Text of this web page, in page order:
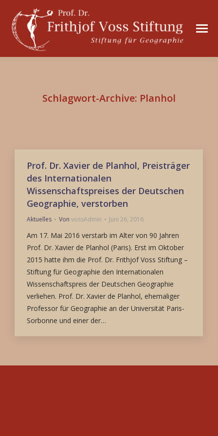
Schlagwort-Archive: Planhol
Prof. Dr. Xavier de Planhol, Preisträger
des Internationalen
Wissenschaftspreises der Deutschen
Geographie, verstorben
Aktuelles Von vossAdmin Juni 26, 2016
Am 17. Mai 2016 verstarb im Alter von 90 Jahren
Prof. Dr. Xavier de Planhol (Paris). Erst im Oktober
2015 hatte ihm die Prof. Dr. Frithjof Voss Stiftung –
Stiftung für Geographie den Internationalen
Wissenschaftspreis der Deutschen Geographie
verliehen. Prof. Dr. Xavier de Planhol, ehemaliger
Professor für Geographie an der Universität Paris-
Sorbonne und einer der…